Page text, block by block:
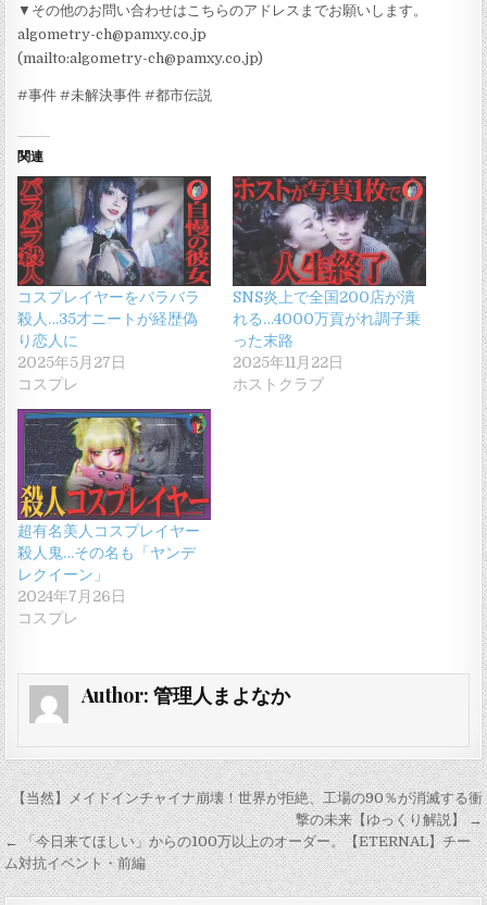
▼その他のお問い合わせはこちらのアドレスまでお願いします。
algometry-ch@pamxy.co.jp
(mailto:algometry-ch@pamxy.co.jp)
#事件 #未解決事件 #都市伝説
関連
コスプレイヤーをバラバラ
殺人…35才ニートが経歴偽
り恋人に
2025年5月27日
コスプレ
SNS炎上で全国200店が潰
れる…4000万貢がれ調子乗
った末路
2025年11月22日
ホストクラブ
超有名美人コスプレイヤー
殺人鬼…その名も「ヤンデ
レクイーン」
2024年7月26日
コスプレ
Author: 管理人まよなか
投
稿
ナ
ビ
【当然】メイドインチャイナ崩壊！世界が拒絶、工場の90％が消滅する衝
撃の未来【ゆっくり解説】 →
← 「今日来てほしい」からの100万以上のオーダー。【ETERNAL】チー
ム対抗イベント・前編